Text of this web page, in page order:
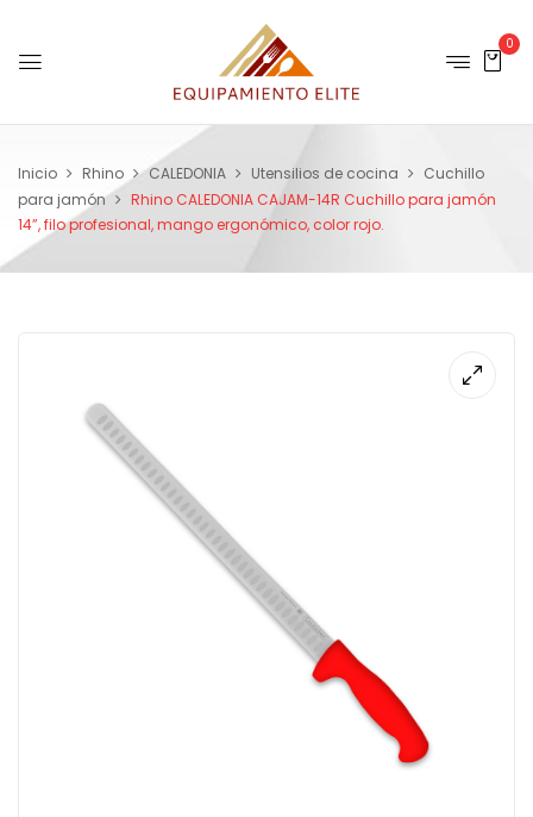
0
Inicio Rhino CALEDONIA Utensilios de cocina
Cuchillo
para jamón
Rhino CALEDONIA CAJAM-14R Cuchillo para jamón
14”, filo profesional, mango ergonómico, color rojo.